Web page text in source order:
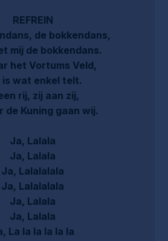
REFREIN
de bokkendans,
mij de bokkendans.
het Vortums Veld,
is wat enkel telt.
rij, zij aan zij,
de Kuning gaan wij.
Ja, Lalala
Ja, Lalala
Ja, Lalalalala
Ja, Lalalalala
Ja, Lalala
Ja, Lalala
La la la la la la